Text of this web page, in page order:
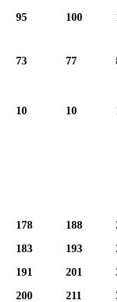
95 100
73 77
10 10
178
183
191
200
188
193
201
211